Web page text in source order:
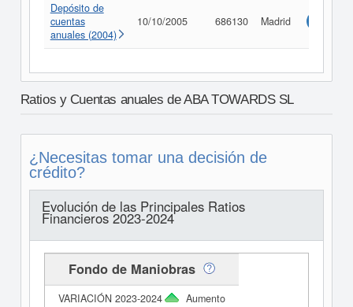
Depósito de
cuentas
anuales (2004)
10/10/2005 686130 Madrid
Ratios y Cuentas anuales de ABA TOWARDS SL
¿Necesitas tomar una decisión de
crédito?
Evolución de las Principales Ratios
Financieros 2023-2024
Fondo de Maniobras
Aumento